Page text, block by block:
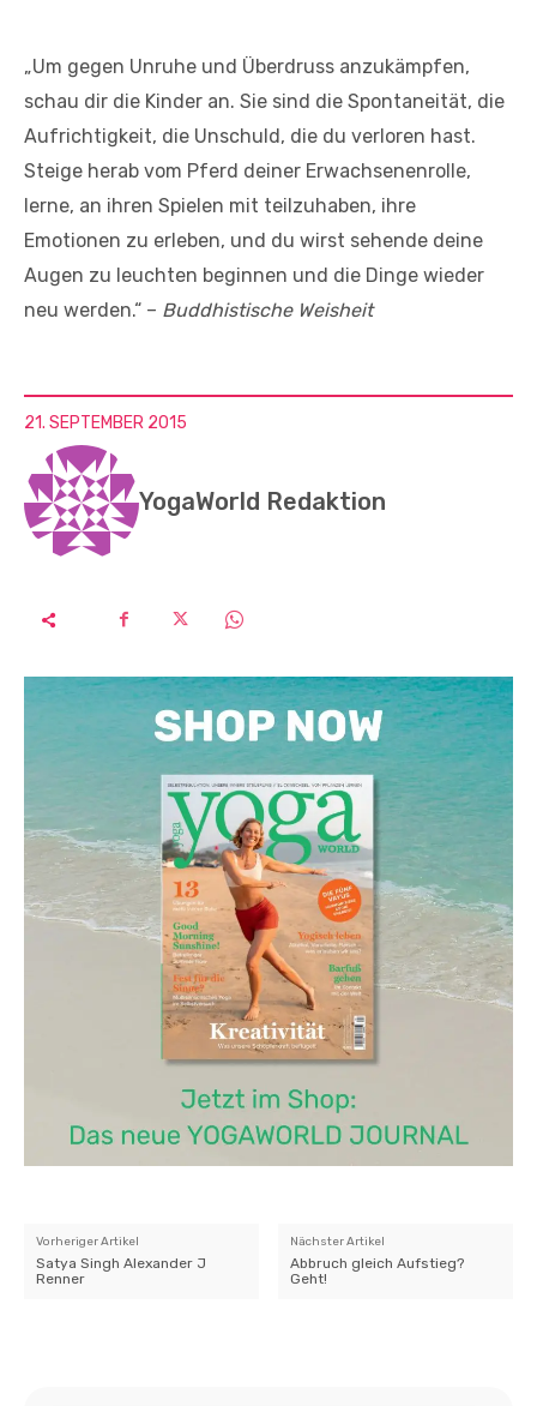
„Um gegen Unruhe und Überdruss anzukämpfen,
schau dir die Kinder an. Sie sind die Spontaneität, die
Aufrichtigkeit, die Unschuld, die du verloren hast.
Steige herab vom Pferd deiner Erwachsenenrolle,
lerne, an ihren Spielen mit teilzuhaben, ihre
Emotionen zu erleben, und du wirst sehende deine
Augen zu leuchten beginnen und die Dinge wieder
neu werden.“ – Buddhistische Weisheit
21. SEPTEMBER 2015
YogaWorld Redaktion
Vorheriger Artikel
Satya Singh Alexander J
Renner
Nächster Artikel
Abbruch gleich Aufstieg?
Geht!